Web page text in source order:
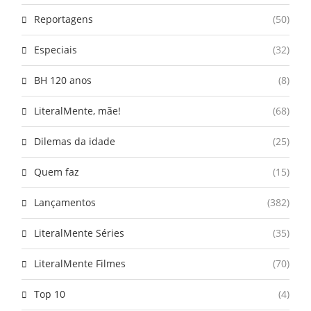
Reportagens (50)
Especiais (32)
BH 120 anos (8)
LiteralMente, mãe! (68)
Dilemas da idade (25)
Quem faz (15)
Lançamentos (382)
LiteralMente Séries (35)
LiteralMente Filmes (70)
Top 10 (4)